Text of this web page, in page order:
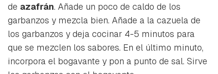
de azafrán. Añade un poco de caldo de los
garbanzos y mezcla bien. Añade a la cazuela de
los garbanzos y deja cocinar 4-5 minutos para
que se mezclen los sabores. En el último minuto,
incorpora el bogavante y pon a punto de sal. Sirve